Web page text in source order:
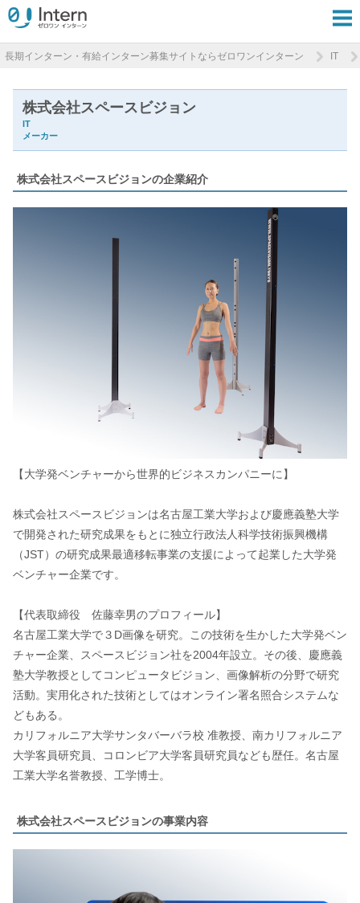
長期インターン・有給インターン募集サイトならゼロワンインターン IT
株式会社スペースビジョン
IT
メーカー
株式会社スペースビジョンの企業紹介
【大学発ベンチャーから世界的ビジネスカンパニーに】
株式会社スペースビジョンは名古屋工業大学および慶應義塾大学
で開発された研究成果をもとに独立行政法人科学技術振興機構
（JST）の研究成果最適移転事業の支援によって起業した大学発
ベンチャー企業です。
【代表取締役 佐藤幸男のプロフィール】
名古屋工業大学で３D画像を研究。この技術を生かした大学発ベン
チャー企業、スペースビジョン社を2004年設立。その後、慶應義
塾大学教授としてコンピュータビジョン、画像解析の分野で研究
活動。実用化された技術としてはオンライン署名照合システムな
どもある。
カリフォルニア大学サンタバーバラ校 准教授、南カリフォルニア
大学客員研究員、コロンビア大学客員研究員なども歴任。名古屋
工業大学名誉教授、工学博士。
株式会社スペースビジョンの事業内容